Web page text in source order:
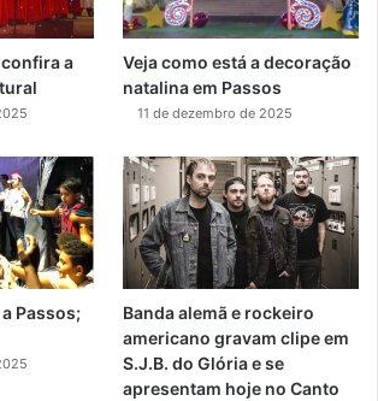
confira a
Veja como está a decoração
natalina em Passos
11 de dezembro de 2025
Passos;
Banda alemã e rockeiro
americano gravam clipe em
S.J.B. do Glória e se
apresentam hoje no Canto